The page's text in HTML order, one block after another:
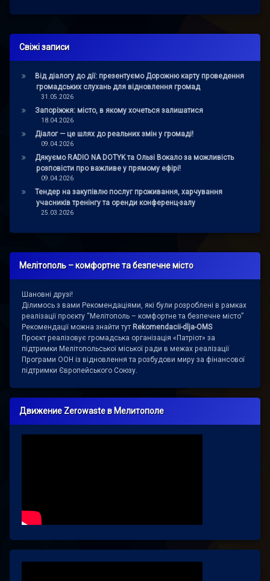
Свіжі записи
Від діалогу до дії: презентуємо Дорожню карту проведення
громадських слухань для відновлення громад
31.05.2026
Запоріжжя: місто, в якому хочеться залишатися
18.04.2026
Діалог — це шлях до реальних змін у громаді!
09.04.2026
Дякуємо RADIO NA DOTYK та Ользі Вокало за можливість
розповісти про важливе у прямому ефірі!
09.04.2026
Тендер на закупівлю послуг проживання, харчування
учасників тренінгу та оренди конференц-залу
25.03.2026
Мелітополь – комфортне та безпечне місто
Шановні друзі!
Ділимось з вами Рекомендаціями, які були розроблені в рамках
реалізації проєкту “Мелітополь – комфортне та безпечне місто”
Рекомендації можна знайти тут Rekomendacii-dlja-OMS
Проєкт реалізовує громадська організація «Патріот» за
підтримки Мелітопольської міської ради в межах реалізації
Програми ООН із відновлення та розбудови миру за фінансової
підтримки Європейського Союзу.
Движение Zerowaste в Мелитополе